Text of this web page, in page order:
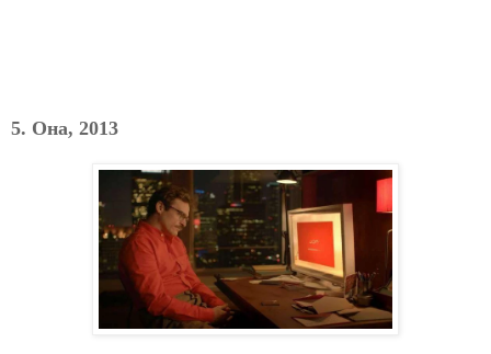
5. Она, 2013